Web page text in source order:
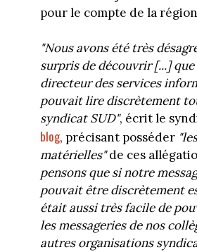
pour le compte de la
"Nous avons été très
surpris de découvrir [...] que
directeur des services
pouvait lire discrètement
syndicat SUD", écrit le
blog, précisant posséder "
matérielles"de ces
pensons que si notre
pouvait être discrètement
était aussi très facile de
les messageries de nos
autres organisations